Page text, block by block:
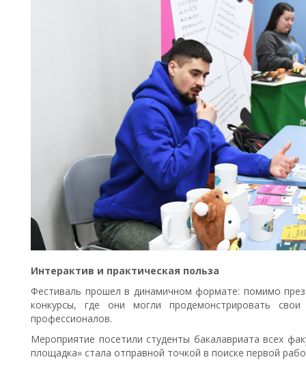
Интерактив и практическая польза
Фестиваль прошел в динамичном формате: помимо
конкурсы, где они могли продемонстрировать
профессионалов.
Мероприятие посетили студенты бакалавриата всех
площадка» стала отправной точкой в поиске первой